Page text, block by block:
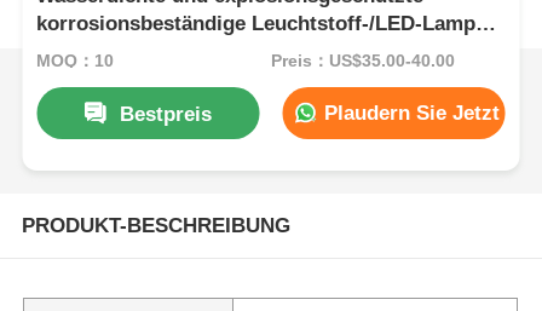
korrosionsbeständige Leuchtstoff-/LED-Lampe
der BYS-Serie
MOQ：10 Preis：US$35.00-40.00
Bestpreis Plaudern Sie Jetzt
PRODUKT-BESCHREIBUNG